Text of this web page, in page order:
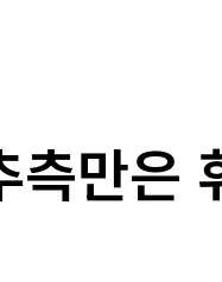
측만은